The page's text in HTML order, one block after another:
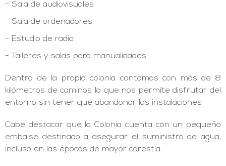
Sala de audiovisuales
Sala de ordenadores
Estudio de radio
Talleres y salas para manualidades
Dentro de la propia colonia contamos con más de 8
kilómetros de caminos lo que nos permite disfrutar del
entorno sin tener que abandonar las instalaciones.
Cabe destacar que la Colonia cuenta con un pequeño
embalse destinado a asegurar el suministro de agua,
incluso en las épocas de mayor carestía.